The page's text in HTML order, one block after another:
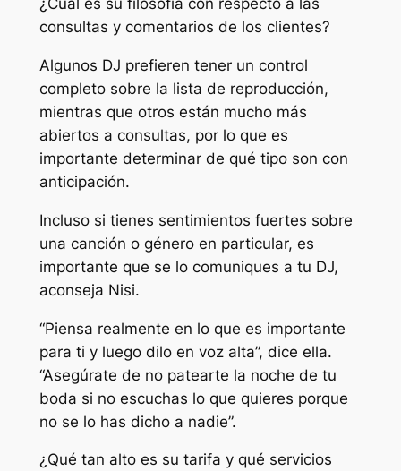
¿Cuál es su filosofía con respecto a las
consultas y comentarios de los clientes?
Algunos DJ prefieren tener un control
completo sobre la lista de reproducción,
mientras que otros están mucho más
abiertos a consultas, por lo que es
importante determinar de qué tipo son con
anticipación.
Incluso si tienes sentimientos fuertes sobre
una canción o género en particular, es
importante que se lo comuniques a tu DJ,
aconseja Nisi.
“Piensa realmente en lo que es importante
para ti y luego dilo en voz alta”, dice ella.
“Asegúrate de no patearte la noche de tu
boda si no escuchas lo que quieres porque
no se lo has dicho a nadie”.
¿Qué tan alto es su tarifa y qué servicios